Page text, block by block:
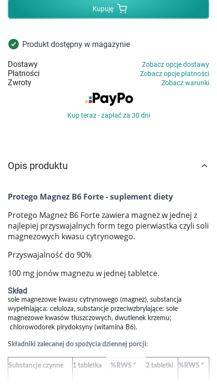
Korzystamy z plików cookies w celu
dostosowania zawartości serwisu do Twoich
Zabawki
Kupuję
Produkt dostępny w magazynie
Dostawy Zobacz opcje dostawy
Płatności Zobacz opcje płatności
Zwroty Zobacz warunki
Kup teraz - zapłać za 30 dni
Opis produktu
Protego Magnez B6 Forte - suplement diety
Protego Magnez B6 Forte zawiera magnez w jednej z
najlepiej przyswajalnych form tego pierwiastka czyli soli
magnezowych kwasu cytrynowego.
Przyswajalność do 90%
100 mg jonów magnezu w jednej tabletce.
Skład
sole magnezowe kwasu cytrynowego (magnez), substancja
wypełniająca: celuloza, substancje przeciwzbrylające: sole
magnezowe kwasów tłuszczowych, dwutlenek krzemu;
chlorowodorek pirydoksyny (witamina B6).
Składniki zalecanej do spożycia dziennej porcji:
Substancje czynne 1 tabletka %RWS * 2 tabletki %RWS *